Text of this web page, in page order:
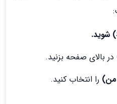
در بالای صفحه بزنید.
را انتخاب کنید.